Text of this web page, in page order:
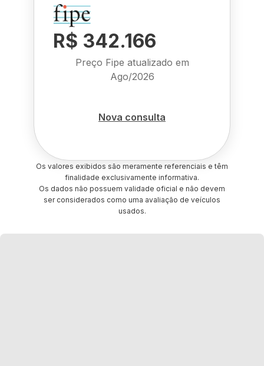
R$ 342.166
Preço Fipe atualizado em
Ago/2026
Nova consulta
Os valores exibidos são meramente referenciais e têm
finalidade exclusivamente informativa.
Os dados não possuem validade oficial e não devem
ser considerados como uma avaliação de veículos
usados.